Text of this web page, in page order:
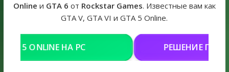
Online и GTA 6 от Rockstar Games. Известные вам как
GTA V, GTA VI и GTA 5 Online.
(ДОНАТ) КУПИТЬ GTA 5